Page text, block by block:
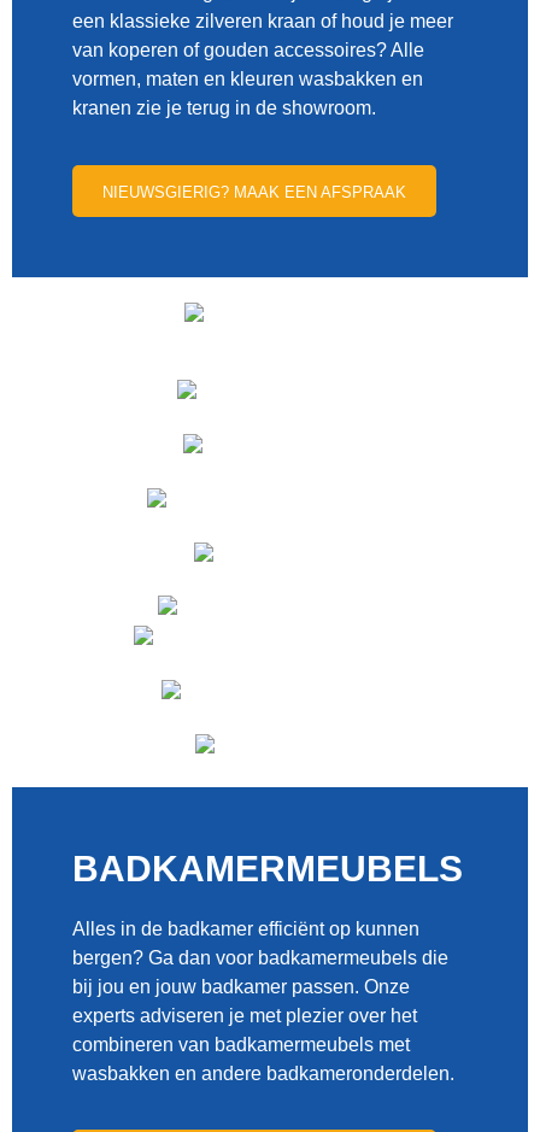
een klassieke zilveren kraan of houd je meer
van koperen of gouden accessoires? Alle
vormen, maten en kleuren wasbakken en
kranen zie je terug in de showroom.
NIEUWSGIERIG? MAAK EEN AFSPRAAK
BADKAMERMEUBELS
Alles in de badkamer efficiënt op kunnen
bergen? Ga dan voor badkamermeubels die
bij jou en jouw badkamer passen. Onze
experts adviseren je met plezier over het
combineren van badkamermeubels met
wasbakken en andere badkameronderdelen.